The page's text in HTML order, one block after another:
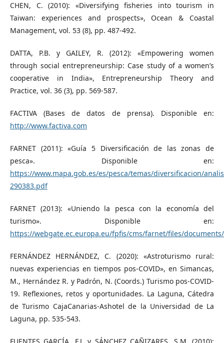
CHEN, C. (2010): «Diversifying fisheries into tourism in
Taiwan: experiences and prospects», Ocean & Coastal
Management, vol. 53 (8), pp. 487-492.
DATTA, P.B. y GAILEY, R. (2012): «Empowering women
through social entrepreneurship: Case study of a women’s
cooperative in India», Entrepreneurship Theory and
Practice, vol. 36 (3), pp. 569-587.
FACTIVA (Bases de datos de prensa). Disponible en:
http://www.factiva.com
FARNET (2011): «Guía 5 Diversificación de las zonas de
pesca». Disponible en:
https://www.mapa.gob.es/es/pesca/temas/diversificacion/
290383.pdf
FARNET (2013): «Uniendo la pesca con la economía del
turismo». Disponible en:
https://webgate.ec.europa.eu/fpfis/cms/farnet/files/documents/
FERNÁNDEZ HERNÁNDEZ, C. (2020): «Astroturismo rural:
nuevas experiencias en tiempos pos-COVID», en Simancas,
M., Hernández R. y Padrón, N. (Coords.) Turismo pos-COVID-
19. Reflexiones, retos y oportunidades. La Laguna, Cátedra
de Turismo CajaCanarias-Ashotel de la Universidad de La
Laguna, pp. 535-543.